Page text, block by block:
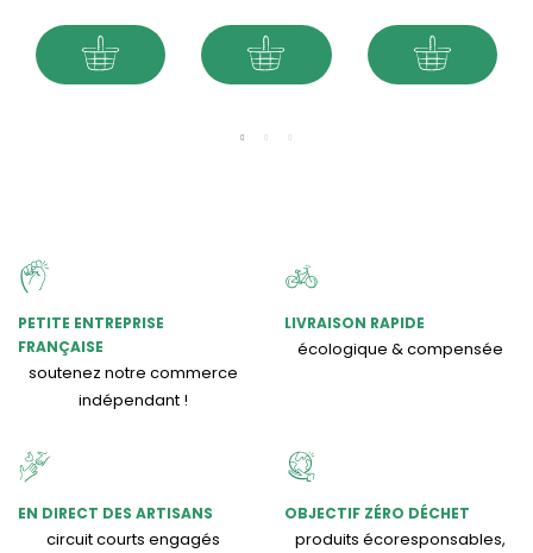
PETITE ENTREPRISE
FRANÇAISE
soutenez notre commerce
indépendant !
LIVRAISON RAPIDE
écologique & compensée
EN DIRECT DES ARTISANS
circuit courts engagés
OBJECTIF ZÉRO DÉCHET
produits écoresponsables,